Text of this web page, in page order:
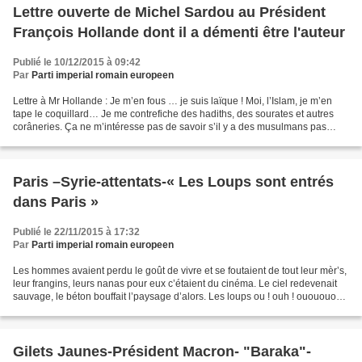
Lettre ouverte de Michel Sardou au Président
François Hollande dont il a démenti être l'auteur
Publié le 10/12/2015 à 09:42
Par Parti imperial romain europeen
Lettre à Mr Hollande : Je m’en fous … je suis laïque ! Moi, l’Islam, je m’en
tape le coquillard… Je me contrefiche des hadiths, des sourates et autres
corâneries. Ça ne m’intéresse pas de savoir s’il y a des musulmans pas
Paris –Syrie-attentats-« Les Loups sont entrés
dans Paris »
Publié le 22/11/2015 à 17:32
Par Parti imperial romain europeen
Les hommes avaient perdu le goût de vivre et se foutaient de tout leur mèr’s,
leur frangins, leurs nanas pour eux c’étaient du cinéma. Le ciel redevenait
sauvage, le béton bouffait l’paysage d’alors. Les loups ou ! ouh ! ououououh
Gilets Jaunes-Président Macron- "Baraka"-